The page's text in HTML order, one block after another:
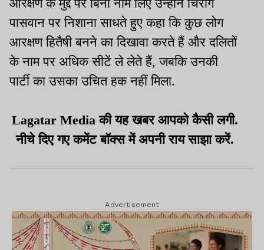
आरक्षण के मुद्दे पर बिना नाम लिए उन्होने चिराग
पासवान पर निशाना साधते हुए कहा कि कुछ लोग
आरक्षण हितैषी बनने का दिखावा करते हैं और दलितों
के नाम पर अधिक सीटें ले लेते हैं, जबकि उनकी
पार्टी का उसका उचित हक नहीं मिला.
Lagatar Media की यह खबर आपको कैसी लगी.
नीचे दिए गए कमेंट बॉक्स में अपनी राय साझा करें.
Advertisement